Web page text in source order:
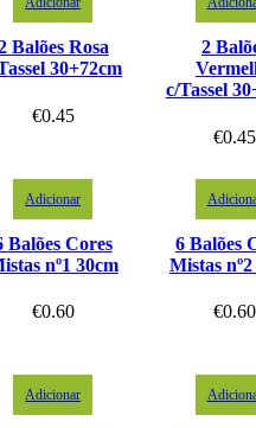
Balões Rosa
30+72cm
€0.45
2
c/Tassel
€0.45
Adicionar
Balões Cores
nº1 30cm
€0.60
6 Balões
Mistas
€0.60
Adicionar